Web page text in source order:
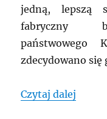
jedną, lepszą
fabryczny
państwowego
zdecydowano
Czytaj dalej